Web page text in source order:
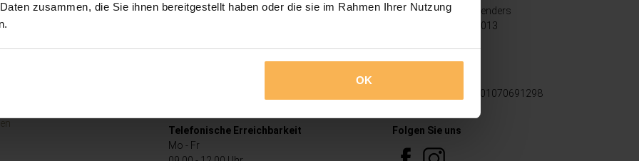
zusammen, die Sie ihnen bereitgestellt haben oder die sie im Rahmen Ihrer Nutzung
OK
52134 Herzogenrath
Kundenservice & Beratung
Telefonische Erreichbarkeit
Mo - Fr
P. Bremmers & L. Loenders
USt-IDNr: DE274734013
Bankverbindung
IBAN DE83390500001070691298
Folgen Sie uns